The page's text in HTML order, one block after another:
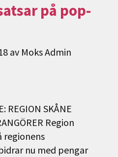
på pop-
av Moks Admin
REGION SKÅNE
Region
regionens
nu med pengar